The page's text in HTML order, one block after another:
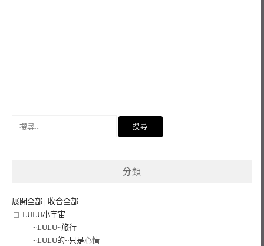
分類
展開全部 | 收合全部
LULU小宇宙
~LULU~旅行
~LULU的~只是心情